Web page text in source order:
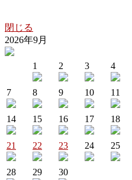
閉じる
2026年9月
1 2 3 4
7 8 9 10 11
14 15 16 17 18
21 22 23 24 25
28 29 30